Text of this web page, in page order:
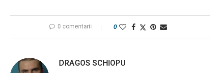
0 comentarii 0
DRAGOS SCHIOPU